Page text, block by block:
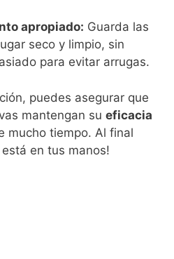
apropiado: Guarda las
seco y limpio, sin
para evitar arrugas.
puedes asegurar que
mantengan su eficacia
mucho tiempo. Al final
en tus manos!